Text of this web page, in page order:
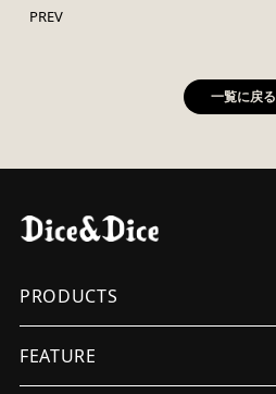
PREV
一覧に戻る
PRODUCTS
MENS
FEATURE